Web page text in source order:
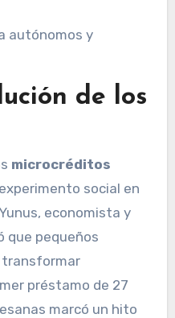
autónomos y
de los
microcréditos
social en
economista y
que pequeños
préstamo de 27
marcó un hito